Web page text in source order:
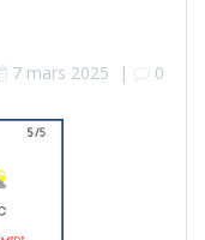
7 mars 2025 | 0